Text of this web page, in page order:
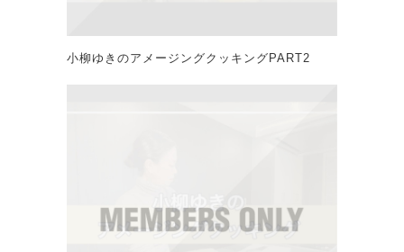
小柳ゆきのアメージングクッキングPART2